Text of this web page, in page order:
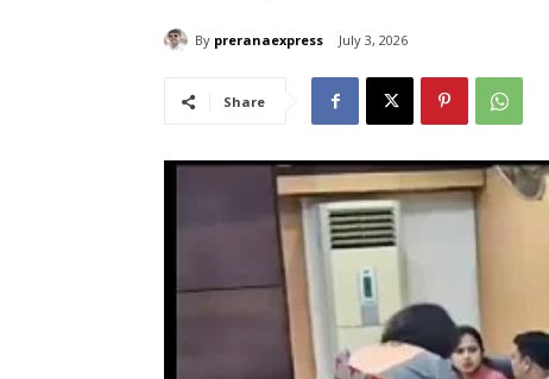
By preranaexpress July 3, 2026
Share